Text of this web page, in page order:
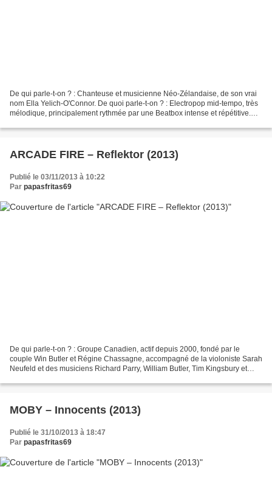
De qui parle-t-on ? : Chanteuse et musicienne Néo-Zélandaise, de son vrai
nom Ella Yelich-O'Connor. De quoi parle-t-on ? : Electropop mid-tempo, très
mélodique, principalement rythmée par une Beatbox intense et répétitive.
ARCADE FIRE – Reflektor (2013)
Publié le 03/11/2013 à 10:22
Par papasfritas69
De qui parle-t-on ? : Groupe Canadien, actif depuis 2000, fondé par le
couple Win Butler et Régine Chassagne, accompagné de la violoniste Sarah
Neufeld et des musiciens Richard Parry, William Butler, Tim Kingsbury et
MOBY – Innocents (2013)
Publié le 31/10/2013 à 18:47
Par papasfritas69